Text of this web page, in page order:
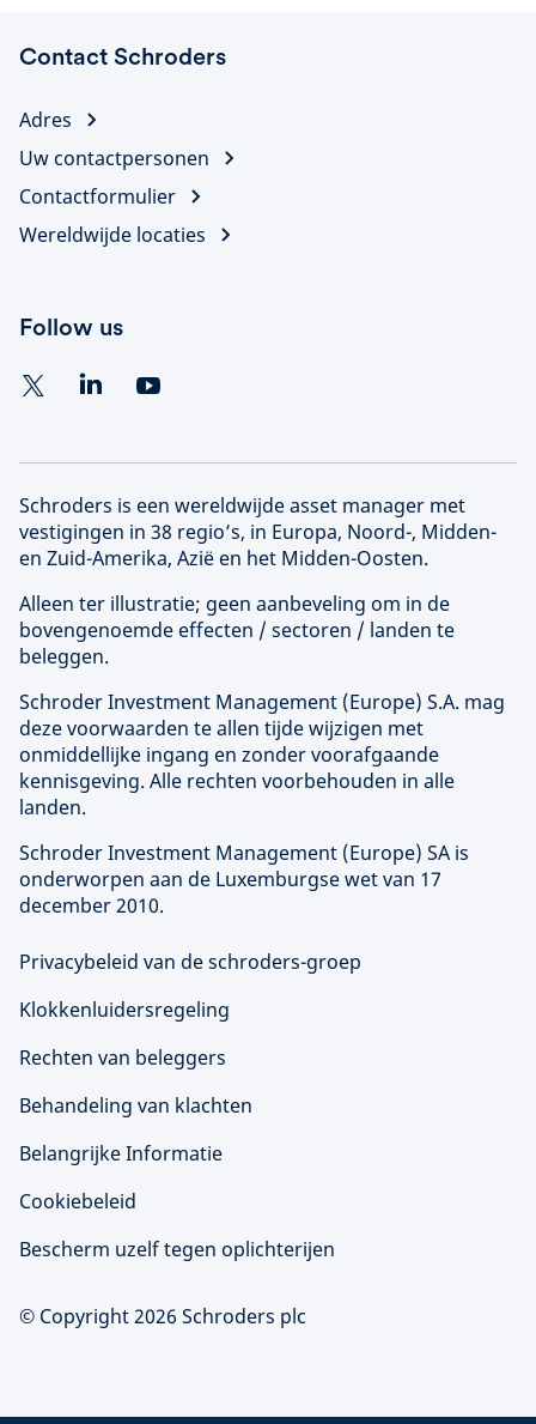
Contact Schroders
Adres
Uw contactpersonen
Contactformulier
Wereldwijde locaties
Follow us
Schroders is een wereldwijde asset manager met
vestigingen in 38 regio’s, in Europa, Noord-, Midden-
en Zuid-Amerika, Azië en het Midden-Oosten.
Alleen ter illustratie; geen aanbeveling om in de
bovengenoemde effecten / sectoren / landen te
beleggen.
Schroder Investment Management (Europe) S.A. mag
deze voorwaarden te allen tijde wijzigen met
onmiddellijke ingang en zonder voorafgaande
kennisgeving. Alle rechten voorbehouden in alle
landen.
Schroder Investment Management (Europe) SA is
onderworpen aan de Luxemburgse wet van 17
december 2010.
Privacybeleid van de schroders-groep
Klokkenluidersregeling
Rechten van beleggers
Behandeling van klachten
Belangrijke Informatie
Cookiebeleid
Bescherm uzelf tegen oplichterijen
© Copyright 2026 Schroders plc